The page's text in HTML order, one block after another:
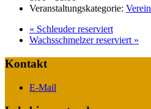
Veranstaltungskategorie: Verein
« Schleuder reserviert
Wachsschmelzer reserviert »
Kontakt
E-Mail